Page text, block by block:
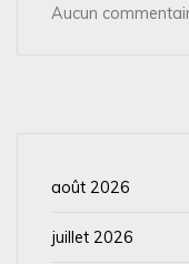
Aucun
août 2026
juillet 2026